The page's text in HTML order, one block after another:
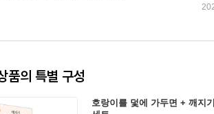
품의 특별 구성
호랑이를 덫에 가두면 + 깨지